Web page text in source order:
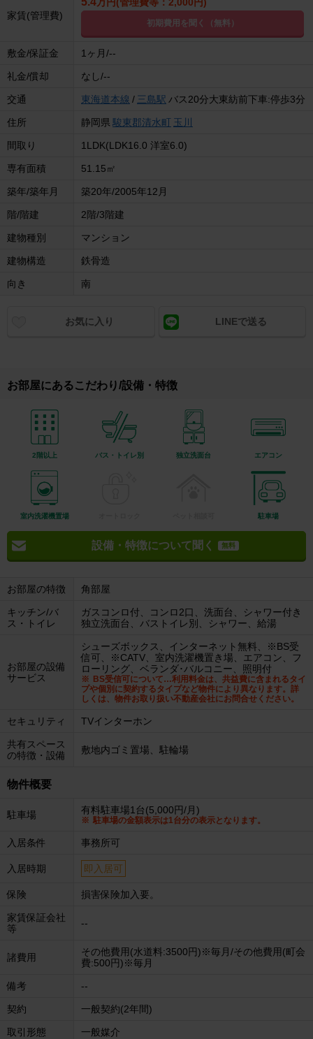
家賃(管理費)
初期費用を聞く（無料）
敷金/保証金 1ヶ月/--
礼金/償却 なし/--
交通 東海道本線 / 三島駅 バス20分大東紡前下車:停歩3分
住所 静岡県 駿東郡清水町 玉川
間取り 1LDK(LDK16.0 洋室6.0)
専有面積 51.15㎡
築年/築年月 築20年/2005年12月
階/階建 2階/3階建
建物種別 マンション
建物構造 鉄骨造
向き 南
お気に入り LINEで送る
お部屋にあるこだわり/設備・特徴
2階以上 バス・トイレ別 独立洗面台 エアコン
室内洗濯機置場 駐車場
設備・特徴について聞く 無料
お部屋の特徴 角部屋
キッチン/バ
ス・トイレ
ガスコンロ付、コンロ2口、洗面台、シャワー付き
独立洗面台、バストイレ別、シャワー、給湯
お部屋の設備
サービス
シューズボックス、インターネット無料、※BS受
信可、※CATV、室内洗濯機置き場、エアコン、フ
ローリング、ベランダ･バルコニー、照明付
BS受信可について…利用料金は、共益費に含まれるタイ
プや個別に契約するタイプなど物件により異なります。詳
しくは、物件お取り扱い不動産会社にお問合せください。
セキュリティ TVインターホン
共有スペース
の特徴・設備
敷地内ゴミ置場、駐輪場
物件概要
駐車場 有料駐車場1台(5,000円/月)
駐車場の金額表示は1台分の表示となります。
入居条件 事務所可
入居時期 即入居可
保険 損害保険加入要。
家賃保証会社
等
--
諸費用
その他費用(水道料:3500円)※毎月/その他費用(町会
費:500円)※毎月
備考 --
契約 一般契約(2年間)
取引形態 一般媒介